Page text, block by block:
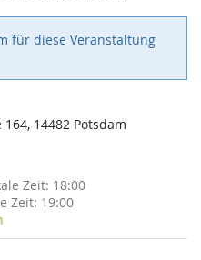
für diese Veranstaltung
14482 Potsdam
Zeit: 18:00
Zeit: 19:00